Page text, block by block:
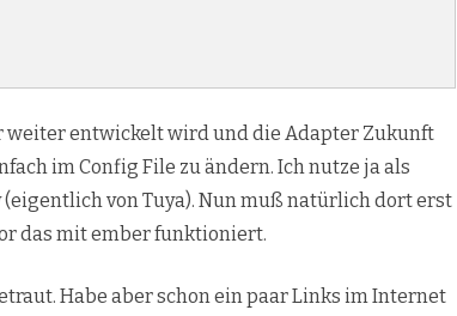
weiter entwickelt wird und die Adapter Zukunft
im Config File zu ändern. Ich nutze ja als
von Tuya). Nun muß natürlich dort erst
das mit ember funktioniert.
Habe aber schon ein paar Links im Internet